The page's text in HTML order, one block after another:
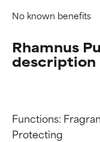
No known benefits
Rhamnus
description
Functions:
Protecting